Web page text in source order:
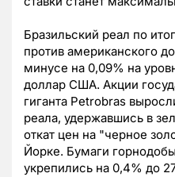
Бразильский реал по
против американского
минусе на 0,09% на
доллар США. Акции
гиганта Petrobras
реала, удержавшись в
откат цен на "черное
Йорке. Бумаги
укрепились на 0,4% до